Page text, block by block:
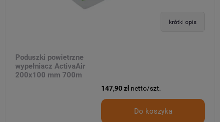
krótki opis
Poduszki powietrzne
wypełniacz ActivaAir
200x100 mm 700m
147,90 zł netto/szt.
Do koszyka